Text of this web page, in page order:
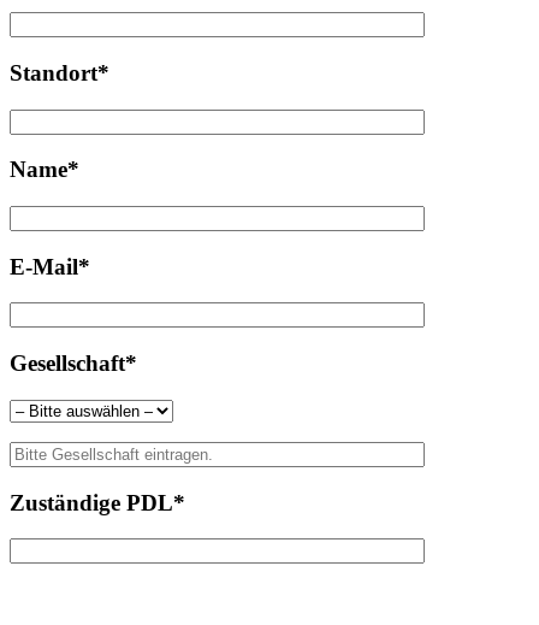
Standort*
Name*
E-Mail*
Gesellschaft*
Zuständige PDL*